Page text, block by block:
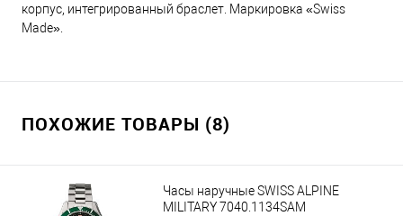
корпус, интегрированный браслет. Маркировка «Swiss
Made».
ПОХОЖИЕ ТОВАРЫ (8)
Часы наручные SWISS ALPINE
MILITARY 7040.1134SAM